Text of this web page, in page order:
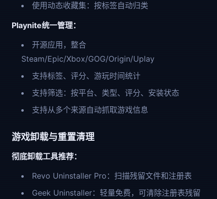
使用动态收藏集：按标签自动归类
Playnite统一管理：
开源应用，整合
Steam/Epic/Xbox/GOG/Origin/Uplay
支持标签、评分、游玩时间统计
支持筛选：按平台、类型、评分、安装状态
支持从多个来源自动抓取游戏信息
游戏卸载与重置清理
彻底卸载工具推荐：
Revo Uninstaller Pro：扫描残留文件和注册表
Geek Uninstaller：轻量免费，可清除注册表残留